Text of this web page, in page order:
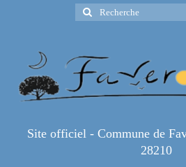
Rechercher
:
Site officiel - Commune de
28210